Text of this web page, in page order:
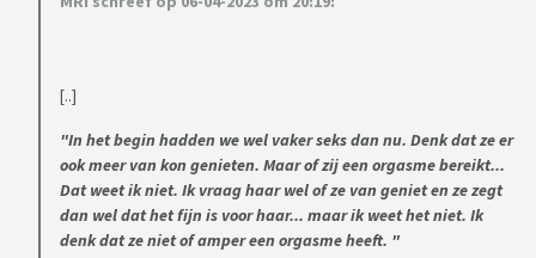
[..]
"In het begin hadden we wel vaker seks dan nu. Denk dat ze er
ook meer van kon genieten. Maar of zij een orgasme bereikt...
Dat weet ik niet. Ik vraag haar wel of ze van geniet en ze zegt
dan wel dat het fijn is voor haar... maar ik weet het niet. Ik
denk dat ze niet of amper een orgasme heeft. "